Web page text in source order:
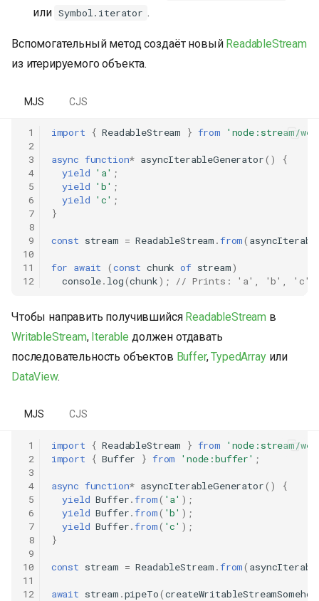
или Symbol.iterator .
Вспомогательный метод создаёт новый ReadableStream
из итерируемого объекта.
MJS CJS
1
2
3
4
5
6
7
8
9
10
11
12
import { ReadableStream } from 'node:stream/
async function* asyncIterableGenerator()
{
yield 'a' ;
yield 'b' ;
yield 'c' ;
}
const stream = ReadableStream .from(
for await (const chunk of stream)
console. log(chunk); // Prints: 'a', 'b', 'c'
Чтобы направить получившийся ReadableStream в
WritableStream, Iterable должен отдавать
последовательность объектов Buffer,TypedArrayили
DataView.
MJS CJS
1
2
3
4
5
6
7
8
9
10
11
12
import { ReadableStream } from
'node:stream/
import
{ Buffer } from 'node:buffer' ;
async function* asyncIterableGenerator()
{
yield Buffer.from( 'a' );
yield Buffer.from( 'b' );
yield Buffer.from( 'c' );
}
const stream = ReadableStream .from(
await stream .pipeTo(createWritableStreamSomehow